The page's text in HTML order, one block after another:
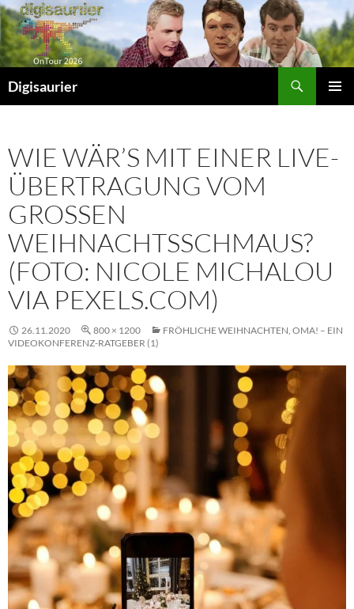
Zum
Inhalt
springen
Digisaurier
WIE WÄR’S MIT EINER LIVE-
ÜBERTRAGUNG VOM
GROSSEN W
EIHNACHTSSCHMAUS? (
FOTO: NICOLE MICHALOU V
IA PEXELS.COM)
26.11.2020 800 × 1200
FRÖHLICHE WEIHNACHTEN, OMA! – EIN
VIDEOKONFERENZ-RATGEBER (1)